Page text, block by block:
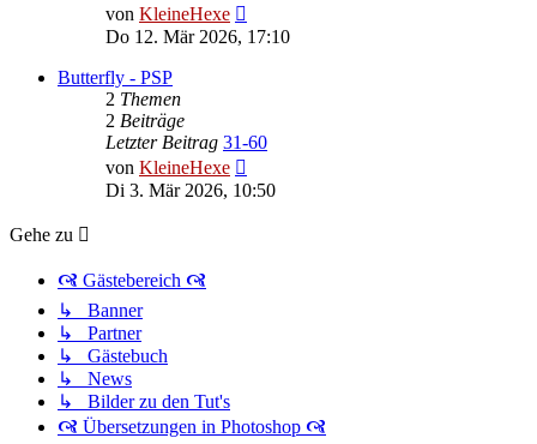
von KleineHexe
Beitrag
Do 12. Mär 2026, 17:10
Butterfly - PSP
2 Themen
2 Beiträge
Letzter Beitrag 31-60
von KleineHexe
Beitrag
Di 3. Mär 2026, 10:50
Gehe zu
🙧 Gästebereich 🙧
↳ Banner
↳ Partner
↳ Gästebuch
↳ News
↳ Bilder zu den Tut's
🙧 Übersetzungen in Photoshop 🙧